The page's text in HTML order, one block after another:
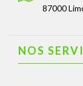
87000
NOS